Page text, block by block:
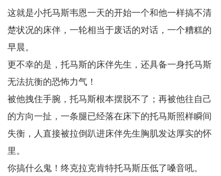
这就是小托马斯韦恩一天的开始一个和他一样搞不清
楚状况的床伴，一轮相当于废话的对话，一个糟糕的
早晨。
更不幸的是，托马斯的床伴先生，还具备一身托马斯
无法抗衡的恐怖力气！
被他拽住手腕，托马斯根本摆脱不了；再被他往自己
的方向一扯，一条腿已经落在床下的托马斯照样瞬间
失衡，人直接被拉倒趴进床伴先生胸肌发达厚实的怀
里。
你搞什么鬼！终克拉克肯特托马斯压低了嗓音吼。